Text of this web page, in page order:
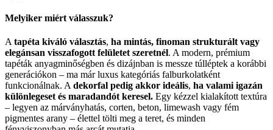
Melyiker miért válasszuk?
A tapéta kiváló választás, ha mintás, finoman strukturált vagy
elegánsan visszafogott felületet szeretnél. A modern, prémium
tapéták anyagminőségben és dizájnban is messze túlléptek a korábbi
generációkon – ma már luxus kategóriás falburkolatként
funkcionálnak. A dekorfal pedig akkor ideális, ha valami igazán
különlegeset és maradandót keresel. Egy kézzel kialakított textúra
– legyen az márványhatás, corten, beton, limewash vagy fém
pigmentes arany – élettel tölti meg a teret, és minden